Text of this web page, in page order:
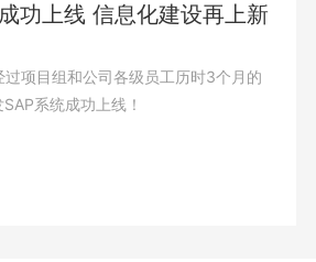
功上线 信息化建设再上新
项目组和公司各级员工历时3个月的
系统成功上线！